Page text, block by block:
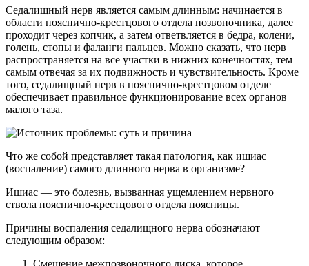
Седалищный нерв является самым длинным: начинается в
области пояснично-крестцового отдела позвоночника, далее
проходит через копчик, а затем ответвляется в бедра, колени,
голень, стопы и фаланги пальцев. Можно сказать, что нерв
распространяется на все участки в нижних конечностях, тем
самым отвечая за их подвижность и чувствительность. Кроме
того, седалищный нерв в пояснично-крестцовом отделе
обеспечивает правильное функционирование всех органов
малого таза.
Что же собой представляет такая патология, как ишиас
(воспаление) самого длинного нерва в организме?
Ишиас — это болезнь, вызванная ущемлением нервного
ствола пояснично-крестцового отдела поясницы.
Причины воспаления седалищного нерва обозначают
следующим образом:
Смещение межпозвоночного диска, которое